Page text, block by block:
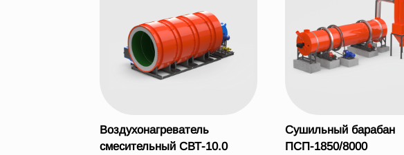
Воздухонагреватель
смесительный СВТ-10.0
Сушильный барабан
ПСП-1850/8000